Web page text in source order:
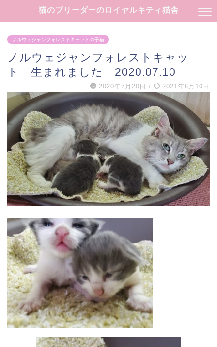
猫のブリーダーのロイヤルキティ猫舎
ノルウェジャンフォレストキャットの子猫
ノルウェジャンフォレストキャッ
ト 生まれました 2020.07.10
2020年7月20日 / 2021年6月10日